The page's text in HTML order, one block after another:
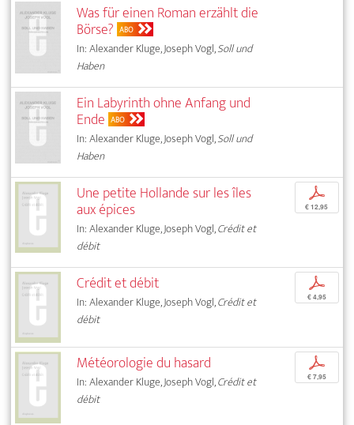
Was für einen Roman erzählt die
Börse? ABO
In: Alexander Kluge, Joseph Vogl,Soll und
Haben
Ein Labyrinth ohne Anfang und
Ende ABO
In: Alexander Kluge, Joseph Vogl,Soll und
Haben
Une petite Hollande sur les îles
aux épices
In: Alexander Kluge, Joseph Vogl,Crédit et
débit
p
€ 12,95
Crédit et débit
In: Alexander Kluge, Joseph Vogl,Crédit et
débit
p
€ 4,95
Météorologie du hasard
In: Alexander Kluge, Joseph Vogl,Crédit et
débit
p
€ 7,95